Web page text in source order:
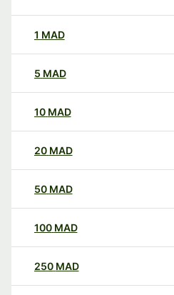
1 MAD
5 MAD
10 MAD
20 MAD
50 MAD
100 MAD
250 MAD